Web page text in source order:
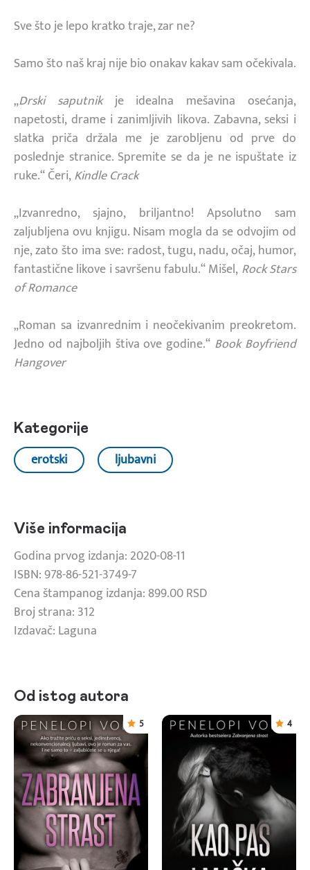
Sve što je lepo kratko traje, zar ne?
Samo što naš kraj nije bio onakav kakav sam očekivala.
„Drski saputnikje idealna mešavina osećanja,
napetosti, drame i zanimljivih likova. Zabavna, seksi i
slatka priča držala me je zarobljenu od prve do
poslednje stranice. Spremite se da je ne ispuštate iz
ruke.“ Čeri,Kindle Crack
„Izvanredno, sjajno, briljantno! Apsolutno sam
zaljubljena ovu knjigu. Nisam mogla da se odvojim od
nje, zato što ima sve: radost, tugu, nadu, očaj, humor,
fantastične likove i savršenu fabulu.“ Mišel, Rock Stars
of Romance
„Roman sa izvanrednim i neočekivanim preokretom.
Jedno od najboljih štiva ove godine.“ Book Boyfriend
Hangover
Kategorije
erotski ljubavni
Više informacija
Godina prvog izdanja: 2020-08-11
ISBN: 978-86-521-3749-7
Cena štampanog izdanja: 899.00 RSD
Broj strana: 312
Izdavač: Laguna
Od istog autora
5
4